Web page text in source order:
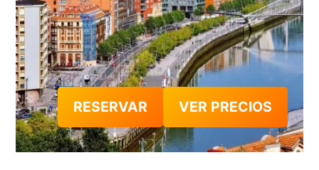
RESERVAR VER PRECIOS